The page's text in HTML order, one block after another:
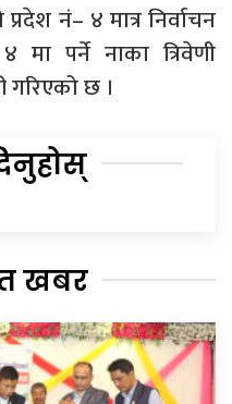
नं– ४ मात्र निर्वाचन
पर्ने नाका त्रिवेणी
गरिएको छ ।
खबर